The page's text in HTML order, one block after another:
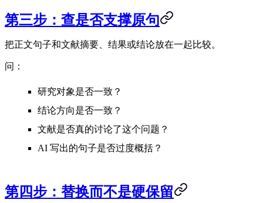
第三步：查是否支撑原句
把正文句子和文献摘要、结果或结论放在一起比较。
问：
研究对象是否一致？
结论方向是否一致？
文献是否真的讨论了这个问题？
AI 写出的句子是否过度概括？
第四步：替换而不是硬保留